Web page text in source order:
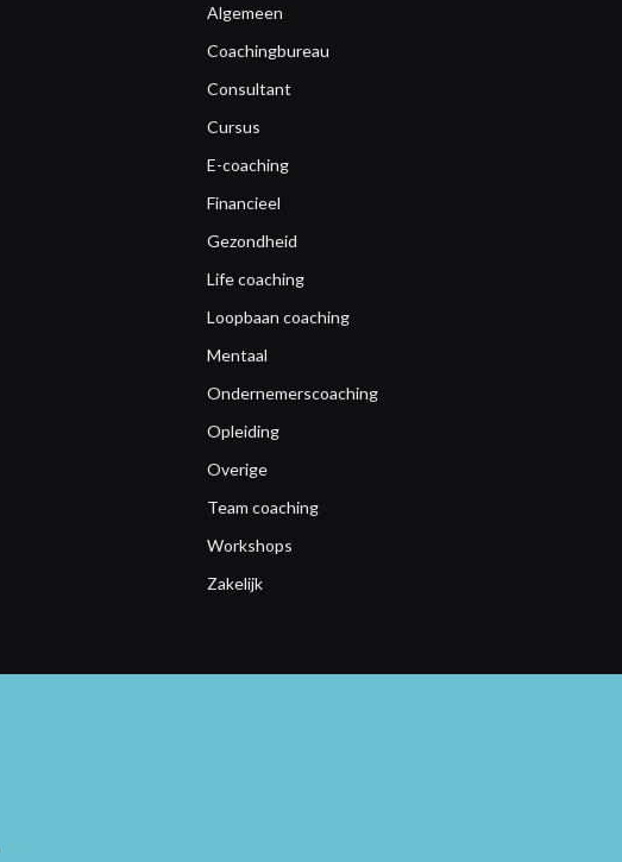
Algemeen
Coachingbureau
Consultant
Cursus
E-coaching
Financieel
Gezondheid
Life coaching
Loopbaan coaching
Mentaal
Ondernemerscoaching
Opleiding
Overige
Team coaching
Workshops
Zakelijk